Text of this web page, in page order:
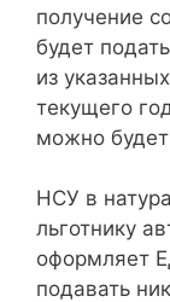
получение
будет
из
текущего
можно
НСУ в
льготнику
оформляет
подавать